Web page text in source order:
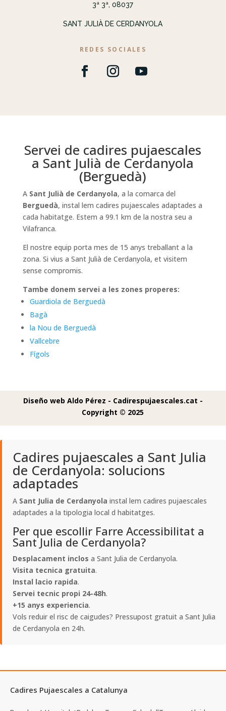
3ª 3ª, 08037
SANT JULIÀ DE CERDANYOLA
REDES SOCIALES
Servei de cadires pujaescales
a Sant Julià de Cerdanyola
(Berguedà)
A Sant Julià de Cerdanyola, a la comarca del
Berguedà, instal lem cadires pujaescales adaptades a
cada habitatge. Estem a 99.1 km de la nostra seu a
Vilafranca.
El nostre equip porta mes de 15 anys treballant a la
zona. Si vius a Sant Julià de Cerdanyola, et visitem
sense compromis.
Tambe donem servei a les zones properes:
Guardiola de Berguedà
Bagà
la Nou de Berguedà
Vallcebre
Fígols
Diseño web Aldo Pérez - Cadirespujaescales.cat -
Copyright © 2025
Cadires pujaescales a Sant Julia
de Cerdanyola: solucions
adaptades
A Sant Julia de Cerdanyola instal lem cadires pujaescales
adaptades a la tipologia local d habitatges.
Per que escollir Farre Accessibilitat a
Sant Julia de Cerdanyola?
Desplacament inclos a Sant Julia de Cerdanyola.
Visita tecnica gratuita.
Instal lacio rapida.
Servei tecnic propi 24-48h.
+15 anys experiencia.
Vols reduir el risc de caigudes? Pressupost gratuit a Sant Julia
de Cerdanyola en 24h.
Cadires Pujaescales a Catalunya